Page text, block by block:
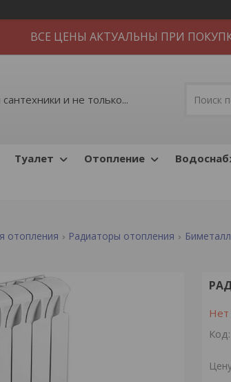
ВСЕ ЦЕНЫ АКТУАЛЬНЫ ПРИ
сантехники и не только...
Туалет Отопление
отопления Радиаторы отопления
Нет
Код: